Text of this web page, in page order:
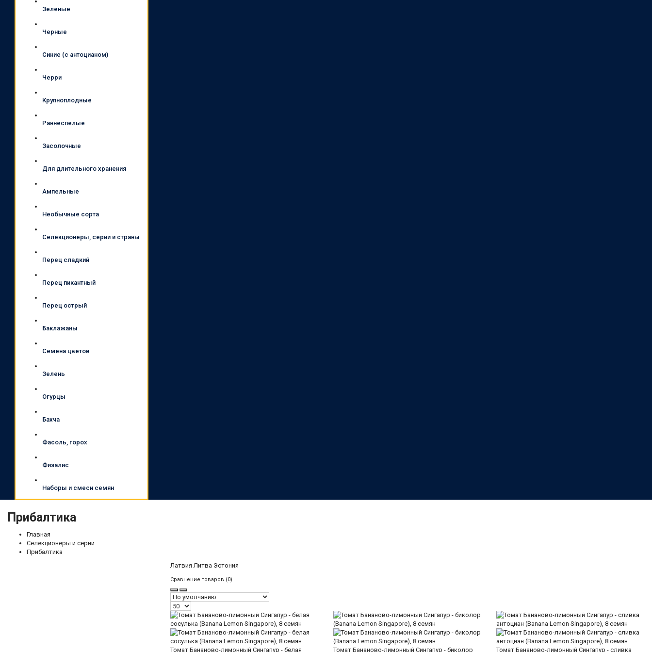
Зеленые
Черные
Синие (с антоцианом)
Черри
Крупноплодные
Раннеспелые
Засолочные
Для длительного хранения
Ампельные
Необычные сорта
Селекционеры, серии и страны
Перец сладкий
Перец пикантный
Перец острый
Баклажаны
Семена цветов
Зелень
Огурцы
Бахча
Фасоль, горох
Физалис
Наборы и смеси семян
Прибалтика
Главная
Селекционеры и серии
Прибалтика
Латвия Литва Эстония
Сравнение товаров (0)
Томат Бананово-лимонный Сингапур - белая Томат Бананово-лимонный Сингапур - биколор Томат Бананово-лимонный Сингапур - сливка